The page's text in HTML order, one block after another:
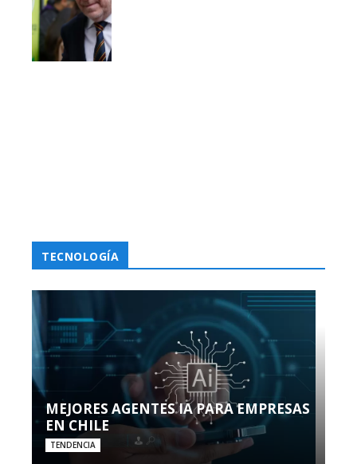
TECNOLOGÍA
MEJORES AGENTES IA PARA EMPRESAS
EN CHILE
TENDENCIA